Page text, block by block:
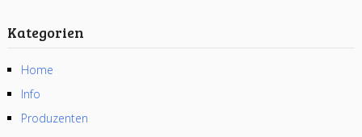
Kategorien
Home
Info
Produzenten